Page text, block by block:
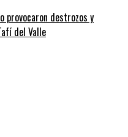
provocaron destrozos y
del Valle